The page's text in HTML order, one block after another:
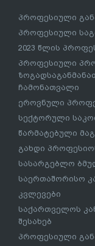
პროფესიული
პროფესიული
2023 წლის
პროფესიული
ჩამონათვალი
ეროვნული
სექტორული
წარმატებული
გახდი
სასარგებლო
საერთაშორისო
კვლევები
საქართველოს
შესახებ
პროფესიული